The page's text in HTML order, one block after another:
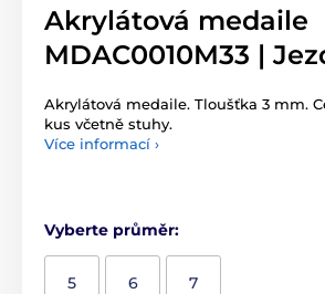
Akrylátová medaile
MDAC0010M33 |
Akrylátová medaile. Tloušťka 3 mm.
kus včetně stuhy.
Více informací ›
Vyberte průměr:
5 6 7